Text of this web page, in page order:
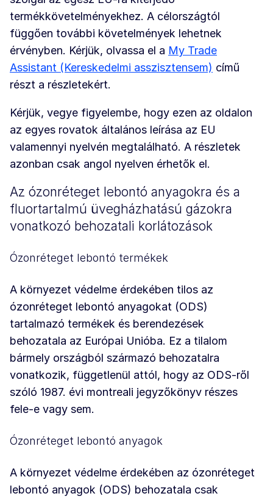
termékkövetelményekhez. A célországtól
függően további követelmények lehetnek
érvényben. Kérjük, olvassa el a My Trade
Assistant (Kereskedelmi asszisztensem) című
részt a részletekért.
Kérjük, vegye figyelembe, hogy ezen az oldalon
az egyes rovatok általános leírása az EU
valamennyi nyelvén megtalálható. A részletek
azonban csak angol nyelven érhetők el.
Az ózonréteget lebontó anyagokra és a
fluortartalmú üvegházhatású gázokra
vonatkozó behozatali korlátozások
Ózonréteget lebontó termékek
A környezet védelme érdekében tilos az
ózonréteget lebontó anyagokat (ODS)
tartalmazó termékek és berendezések
behozatala az Európai Unióba. Ez a tilalom
bármely országból származó behozatalra
vonatkozik, függetlenül attól, hogy az ODS-ről
szóló 1987. évi montreali jegyzőkönyv részes
fele-e vagy sem.
Ózonréteget lebontó anyagok
A környezet védelme érdekében az ózonréteget
lebontó anyagok (ODS) behozatala csak